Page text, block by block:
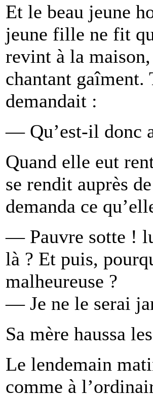
Et le beau jeune
jeune fille ne fit
revint à la
chantant gaîment.
demandait :
— Qu’est-il donc
Quand elle eut
se rendit auprès
demanda ce
— Pauvre sotte !
là ? Et puis,
malheureuse ?
— Je ne le serai
Sa mère haussa
Le lendemain
comme à